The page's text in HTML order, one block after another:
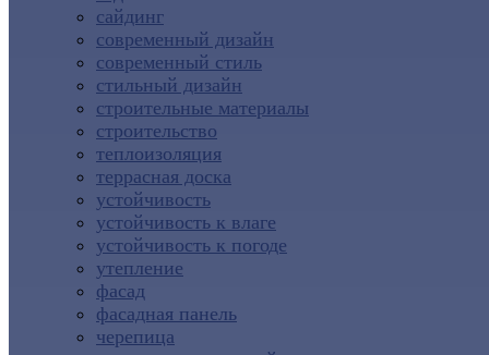
сайдинг
современный дизайн
современный стиль
стильный дизайн
строительные материалы
строительство
теплоизоляция
террасная доска
устойчивость
устойчивость к влаге
устойчивость к погоде
утепление
фасад
фасадная панель
черепица